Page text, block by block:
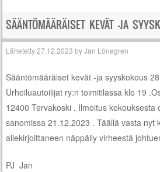
SÄÄNTÖMÄÄRÄISET KEVÄT -JA
Lähetetty27.12.2023 byJan Lönegren
Sääntömääräiset kevät -ja syyskokous
Urheiluautoilijat ry:n toimitilassa klo 19
12400 Tervakoski . Ilmoitus kokouksesta
sanomissa 21.12.2023 . Täällä vasta nyt
allekirjoittaneen näppäily virheestä
PJ Jan